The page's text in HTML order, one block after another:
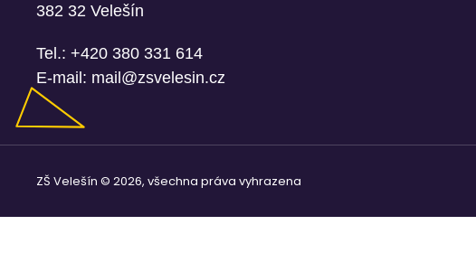
382 32 Velešín
Tel.: +420 380 331 614
E-mail: mail@zsvelesin.cz
ZŠ Velešín © 2026, všechna práva vyhrazena